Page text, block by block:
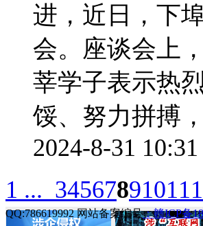
进，近日，下
会。座谈会上
莘学子表示热
馁、努力拼搏
2024-8-31 10:31
1 ... 34567891011
QQ:786619992 网站备案编号：赣ICP备